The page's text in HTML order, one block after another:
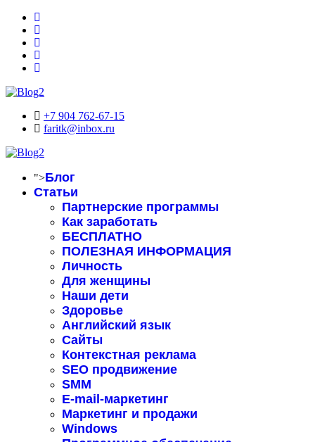
+7 904 762-67-15
faritk@inbox.ru
">Блог
Статьи
Партнерские программы
Как заработать
БЕСПЛАТНО
ПОЛЕЗНАЯ ИНФОРМАЦИЯ
Личность
Для женщины
Наши дети
Здоровье
Английский язык
Сайты
Контекстная реклама
SEO продвижение
SMM
E-mail-маркетинг
Маркетинг и продажи
Windows